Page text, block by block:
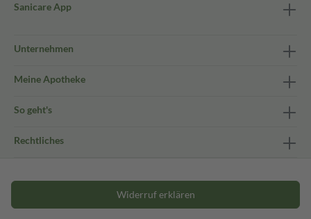
Sanicare App
Unternehmen
Meine Apotheke
So geht's
Rechtliches
Widerruf erklären